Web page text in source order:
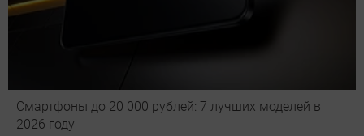
Смартфоны до 20 000 рублей: 7 лучших моделей в
2026 году